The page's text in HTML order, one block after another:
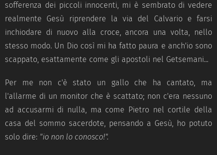
sofferenza dei piccoli innocenti, mi è sembrato di vedere
realmente Gesù riprendere la via del Calvario e farsi
inchiodare di nuovo alla croce, ancora una volta, nello
stesso modo. Un Dio così mi ha fatto paura e anch'io sono
scappato, esattamente come gli apostoli nel Getsemani...
Per me non c'è stato un gallo che ha cantato, ma
l'allarme di un monitor che è scattato; non c'era nessuno
ad accusarmi di nulla, ma come Pietro nel cortile della
casa del sommo sacerdote, pensando a Gesù, ho potuto
solo dire: "io non lo conosco!".